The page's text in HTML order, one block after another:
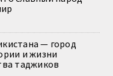
— город
и жизни
таджиков